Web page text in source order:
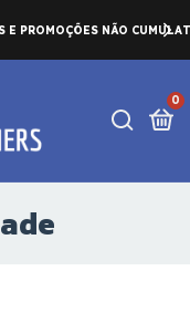
CUMULATIVAS
0